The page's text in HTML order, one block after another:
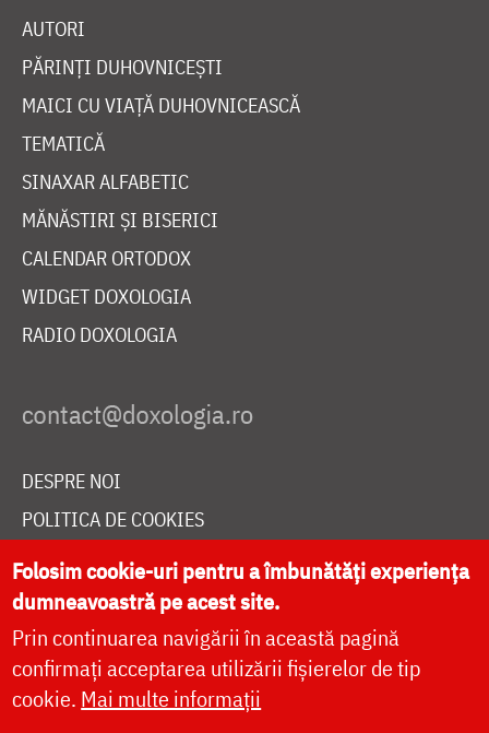
AUTORI
PĂRINȚI DUHOVNICEȘTI
MAICI CU VIAȚĂ DUHOVNICEASCĂ
TEMATICĂ
SINAXAR ALFABETIC
MĂNĂSTIRI ȘI BISERICI
CALENDAR ORTODOX
WIDGET DOXOLOGIA
RADIO DOXOLOGIA
DESPRE NOI
POLITICA DE COOKIES
DONEAZĂ ONLINE PENTRU CATEDRALA NAȚIONALĂ
LIVE
Folosim cookie-uri pentru a îmbunătăți experiența
dumneavoastră pe acest site.
Prin continuarea navigării în această pagină
confirmați acceptarea utilizării fișierelor de tip
cookie. Mai multe informații